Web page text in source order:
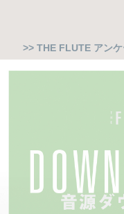
>> THE FLUTE アン